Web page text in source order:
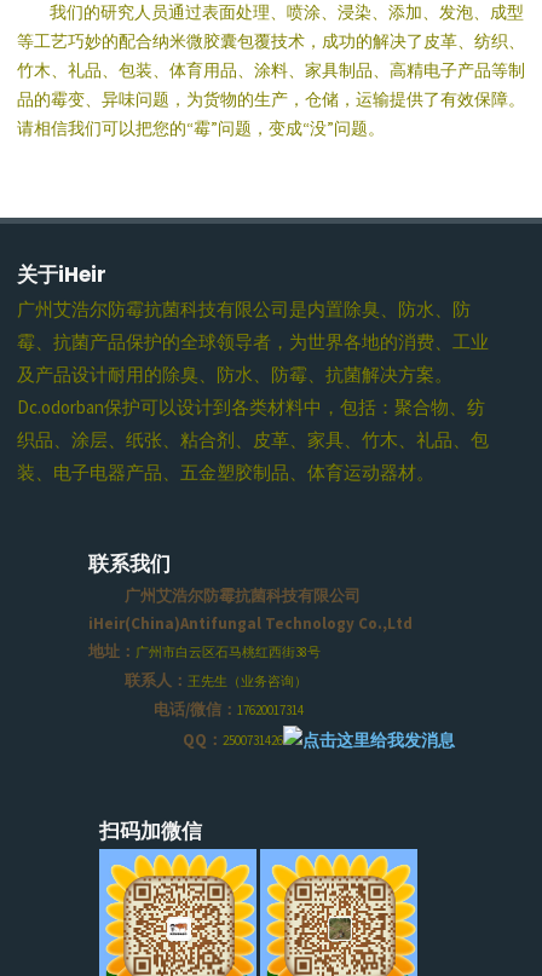
我们的研究人员通过表面处理、喷涂、浸染、添加、发泡、成型
等工艺巧妙的配合纳米微胶囊包覆技术，成功的解决了皮革、纺织、
竹木、礼品、包装、体育用品、涂料、家具制品、高精电子产品等制
品的霉变、异味问题，为货物的生产，仓储，运输提供了有效保障。
请相信我们可以把您的“霉”问题，变成“没”问题。
关于iHeir
广州艾浩尔防霉抗菌科技有限公司是内置除臭、防水、防
霉、抗菌产品保护的全球领导者，为世界各地的消费、工业
及产品设计耐用的除臭、防水、防霉、抗菌解决方案。
Dc.odorban保护可以设计到各类材料中，包括：聚合物、纺
织品、涂层、纸张、粘合剂、皮革、家具、竹木、礼品、包
装、电子电器产品、五金塑胶制品、体育运动器材。
联系我们
广州艾浩尔防霉抗菌科技有限公司
iHeir(China)Antifungal Technology Co.,Ltd
地址： 广州市白云区石马桃红西街38号
联系人： 王先生（业务咨询）
电话/微信： 17620017314
QQ： 2500731426
扫码加微信